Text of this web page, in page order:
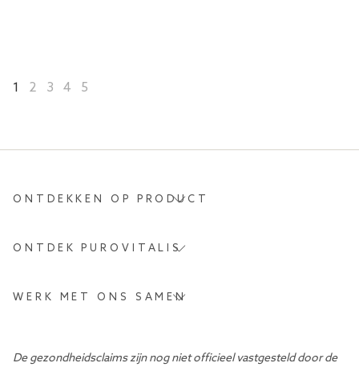
1 2 3 4 5
ONTDEKKEN OP PRODUCT
ONTDEK PUROVITALIS
WERK MET ONS SAMEN
De gezondheidsclaims zijn nog niet officieel vastgesteld door de